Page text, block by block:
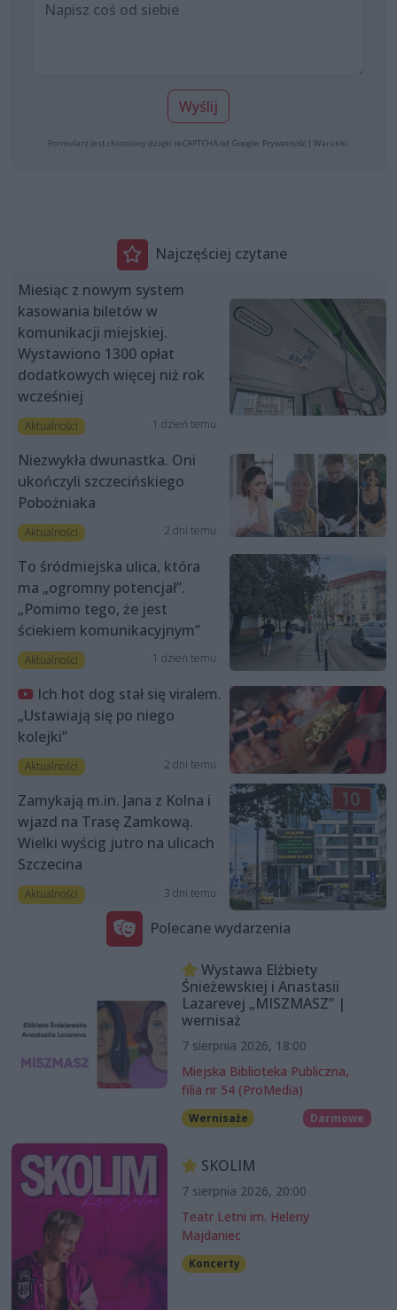
Wyślij
Formularz jest chroniony dzięki reCAPTCHA od Google: Prywatność | Warunki
Najczęściej czytane
Miesiąc z nowym system
kasowania biletów w
komunikacji miejskiej.
Wystawiono 1300 opłat
dodatkowych więcej niż rok
wcześniej
Aktualności 1 dzień temu
Niezwykła dwunastka. Oni
ukończyli szczecińskiego
Pobożniaka
Aktualności 2 dni temu
To śródmiejska ulica, która
ma „ogromny potencjał”.
„Pomimo tego, że jest
ściekiem komunikacyjnym”
Aktualności 1 dzień temu
Ich hot dog stał się viralem.
„Ustawiają się po niego
kolejki”
Aktualności 2 dni temu
Zamykają m.in. Jana z Kolna i
wjazd na Trasę Zamkową.
Wielki wyścig jutro na ulicach
Szczecina
Aktualności 3 dni temu
Polecane wydarzenia
Wystawa Elżbiety
Śnieżewskiej i Anastasii
Lazarevej „MISZMASZ” |
wernisaż
7 sierpnia 2026, 18:00
Miejska Biblioteka Publiczna,
filia nr 54 (ProMedia)
Wernisaże Darmowe
SKOLIM
7 sierpnia 2026, 20:00
Teatr Letni im. Heleny
Majdaniec
Koncerty